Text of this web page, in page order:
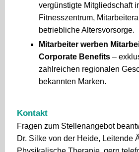
vergünstigte Mitgliedschaft
Fitnesszentrum,
betriebliche Altersvorsorge.
Mitarbeiter werben
Corporate Benefits–
zahlreichen regionalen
bekannten Marken.
Kontakt
Fragen zum Stellenangebot
Dr. Silke von der Heide, Leitende